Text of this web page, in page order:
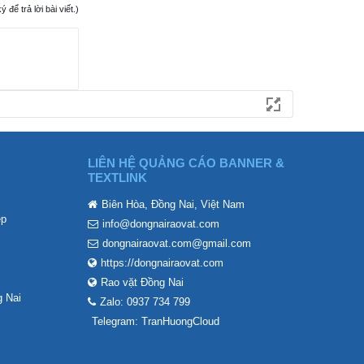
để trả lời bài viết.)
Nai
LIÊN HỆ QUẢNG CÁO BANNER &
TEXTLINK
Biên Hòa, Đồng Nai, Việt Nam
info@dongnairaovat.com
dongnairaovat.com@gmail.com
https://dongnairaovat.com
Rao vặt Đồng Nai
Zalo: 0937 734 799
Telegram: TranHuongCloud